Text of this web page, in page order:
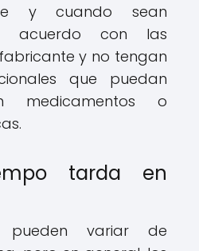
y cuando sean
acuerdo con las
y no tengan
que puedan
medicamentos o
tarda en
pueden variar de